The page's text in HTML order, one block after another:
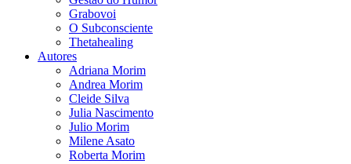
Grabovoi
O Subconsciente
Thetahealing
Autores
Adriana Morim
Andrea Morim
Cleide Silva
Julia Nascimento
Julio Morim
Milene Asato
Roberta Morim